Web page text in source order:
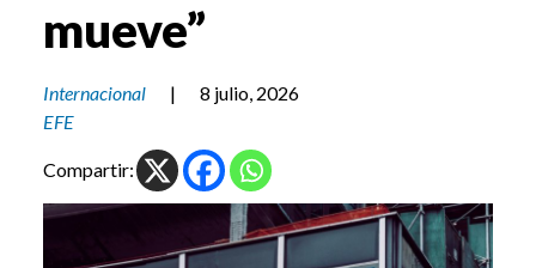
mueve”
Internacional |
8 julio, 2026
EFE
Compartir: